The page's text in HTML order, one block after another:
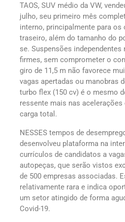
TAOS, SUV médio da VW,
julho, seu primeiro mês
interno, principalmente para os
traseiro, além do tamanho do
se. Suspensões
firmes, sem comprometer o
giro de 11,5 m não favorece
vagas apertadas ou manobras
turbo flex (150 cv) é o mesmo
ressente mais nas
carga total.
NESSES tempos de
desenvolveu plataforma na
currículos de candidatos a
autopeças, que serão vistos
de 500 empresas associadas.
relativamente rara e indica
um setor atingido de forma
Covid-19.